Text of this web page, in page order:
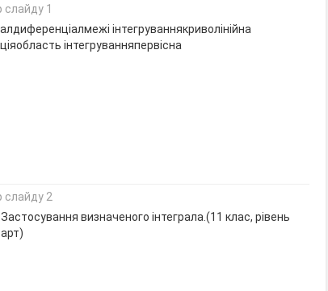
слайду 1
інтегруваннякриволінійна
інтегруванняпервісна
слайду 2
визначеного інтеграла.(11 клас, рівень